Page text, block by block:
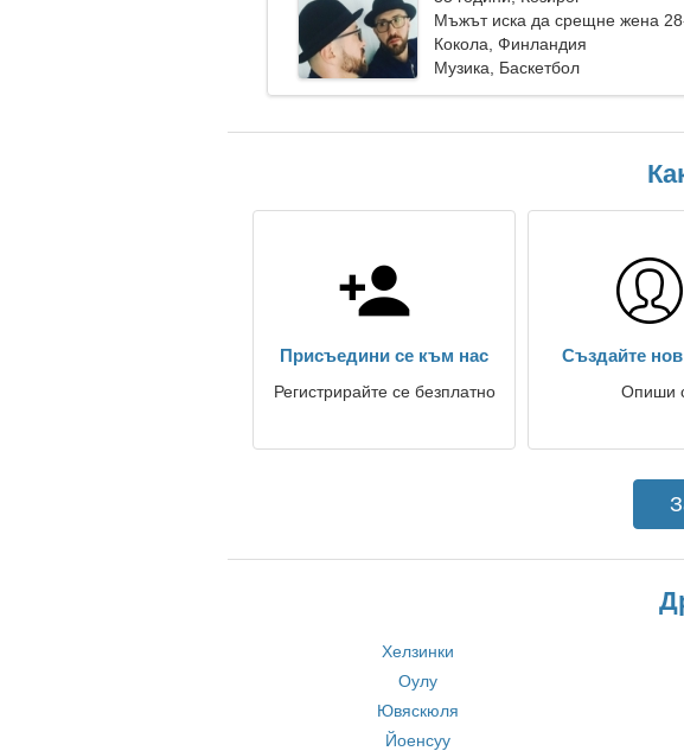
Мъжът иска да срещне жена
Кокола, Финландия
Музика, Баскетбол
Присъедини се към нас
Регистрирайте се безплатно
Създайте
Опиши
Хелзинки
Оулу
Ювяскюля
Йоенсуу